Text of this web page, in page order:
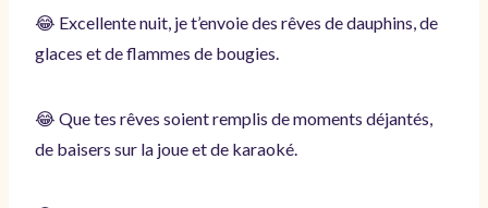
😂 Excellente nuit, je t’envoie des rêves de dauphins, de
glaces et de flammes de bougies.
😂 Que tes rêves soient remplis de moments déjantés,
de baisers sur la joue et de karaoké.